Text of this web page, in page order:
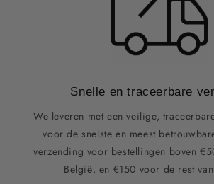
Snelle en traceerbare
We leveren met een veilige,
voor de snelste en meest
verzending voor bestellingen boven
België, en €150 voor de rest